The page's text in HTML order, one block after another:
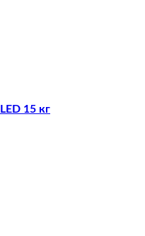
15 кг